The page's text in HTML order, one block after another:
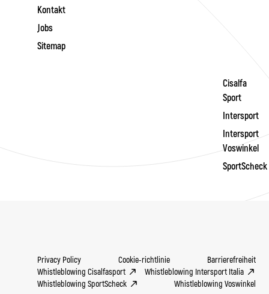
Kontakt
Jobs
Sitemap
Cisalfa
Sport
Intersport
Intersport
Voswinkel
SportScheck
Privacy Policy Cookie-richtlinie
Barrierefreiheit
Whistleblowing Cisalfasport
Whistleblowing Intersport Italia
Whistleblowing SportScheck
Whistleblowing Voswinkel